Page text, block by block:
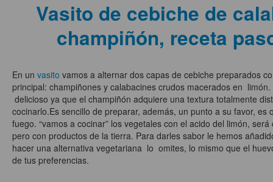
Vasito de cebiche de
champiñón, receta
En un vasito vamos a alternar dos capas de cebiche preparados
principal: champiñones y calabacines crudos macerados en
delicioso ya que el champiñón adquiere una textura totalmente
cocinarlo.Es sencillo de preparar, además, un punto a su favor, es
fuego. “vamos a cocinar” los vegetales con el acido del limón,
pero con productos de la tierra. Para darles sabor le hemos
hacer una alternativa vegetariana lo omites, lo mismo que el
de tus preferencias.